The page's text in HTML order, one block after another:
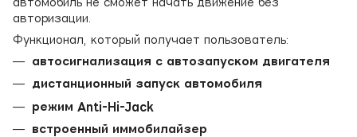
авторизации.
Функционал, который получает пользователь:
автосигнализация с автозапуском двигателя
дистанционный запуск автомобиля
режим Anti-Hi-Jack
встроенный иммобилайзер